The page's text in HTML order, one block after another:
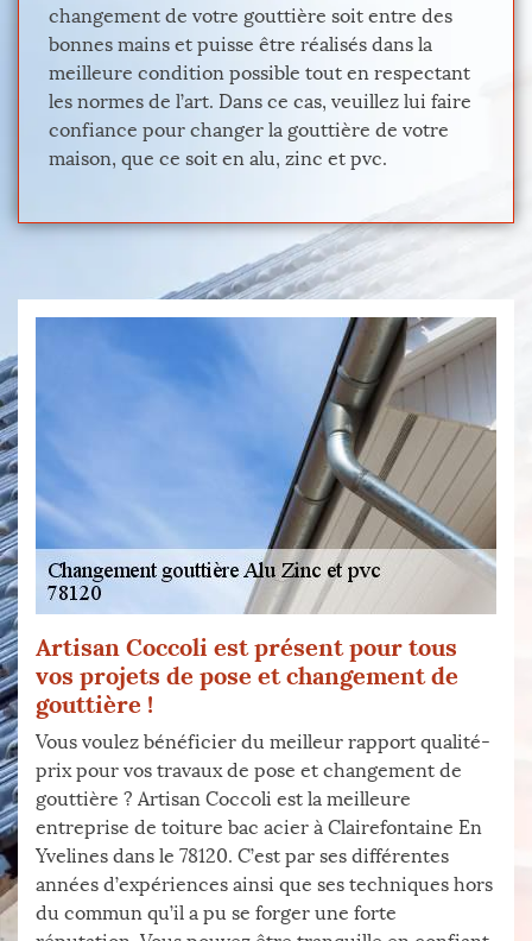
changement de votre gouttière soit entre des
bonnes mains et puisse être réalisés dans la
meilleure condition possible tout en respectant
les normes de l’art. Dans ce cas, veuillez lui faire
confiance pour changer la gouttière de votre
maison, que ce soit en alu, zinc et pvc.
Artisan Coccoli est présent pour tous
vos projets de pose et changement de
gouttière !
Vous voulez bénéficier du meilleur rapport qualité-
prix pour vos travaux de pose et changement de
gouttière ? Artisan Coccoli est la meilleure
entreprise de toiture bac acier à Clairefontaine En
Yvelines dans le 78120. C’est par ses différentes
années d’expériences ainsi que ses techniques hors
du commun qu’il a pu se forger une forte